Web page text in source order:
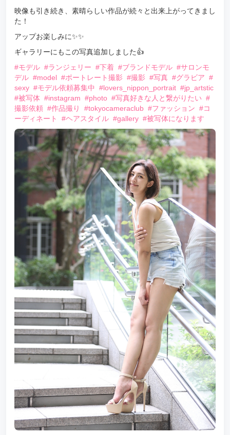
映像も引き続き、素晴らしい作品が続々と出来上がってきまし
た！
アップお楽しみに✨✨
ギャラリーにもこの写真追加しました👍
#モデル #ランジェリー #下着 #ブランドモデル #サロンモ
デル #model #ポートレート撮影 #撮影 #写真 #グラビア #
sexy #モデル依頼募集中 #lovers_nippon_portrait #jp_artstic
#被写体 #instagram #photo #写真好きな人と繋がりたい #
撮影依頼 #作品撮り #tokyocameraclub #ファッション #コ
ーディネート
#ヘアスタイル #gallery #被写体になります